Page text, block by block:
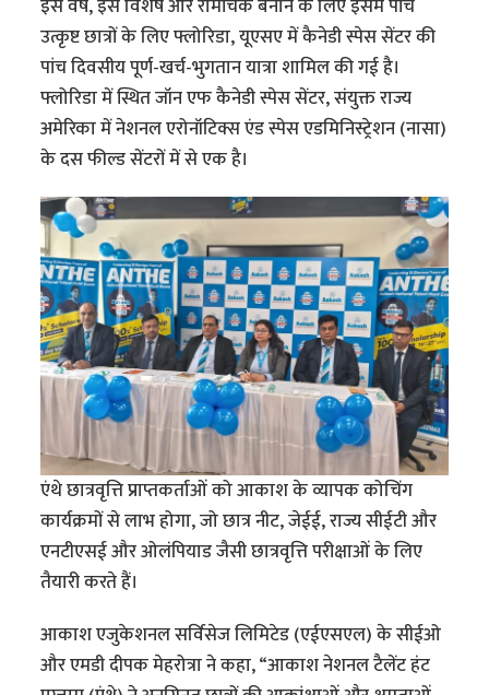
इस वर्ष, इसे विशेष और रोमांचक बनाने के लिए इसमें पांच
उत्कृष्ट छात्रों के लिए फ्लोरिडा, यूएसए में कैनेडी स्पेस सेंटर की
पांच दिवसीय पूर्ण-खर्च-भुगतान यात्रा शामिल की गई है।
फ्लोरिडा में स्थित जॉन एफ कैनेडी स्पेस सेंटर, संयुक्त राज्य
अमेरिका में नेशनल एरोनॉटिक्स एंड स्पेस एडमिनिस्ट्रेशन (नासा)
के दस फील्ड सेंटरों में से एक है।
एंथे छात्रवृत्ति प्राप्तकर्ताओं को आकाश के व्यापक कोचिंग
कार्यक्रमों से लाभ होगा, जो छात्र नीट, जेईई, राज्य सीईटी और
एनटीएसई और ओलंपियाड जैसी छात्रवृत्ति परीक्षाओं के लिए
तैयारी करते हैं।
आकाश एजुकेशनल सर्विसेज लिमिटेड (एईएसएल) के सीईओ
और एमडी दीपक मेहरोत्रा ​​ने कहा, “आकाश नेशनल टैलेंट हंट